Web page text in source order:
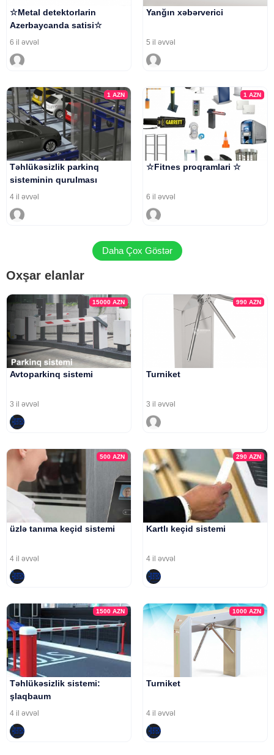
☆Metal detektorlarin
Azerbaycanda satisi☆
6 il əvvəl
Yanğın xəbərverici
5 il əvvəl
1AZN
Təhlükəsizlik parkinq
sisteminin qurulması
4 il əvvəl
1 AZN
☆Fitnes proqramlari ☆
6 il əvvəl
Daha Çox Göstər
Oxşar elanlar
15000AZN
Avtoparkinq sistemi
3 il əvvəl
990 AZN
Turniket
3 il əvvəl
500AZN
üzlə tanıma keçid sistemi
4 il əvvəl
290 AZN
Kartlı keçid sistemi
4 il əvvəl
1500AZN
Təhlükəsizlik sistemi:
şlaqbaum
4 il əvvəl
1000 AZN
Turniket
4 il əvvəl